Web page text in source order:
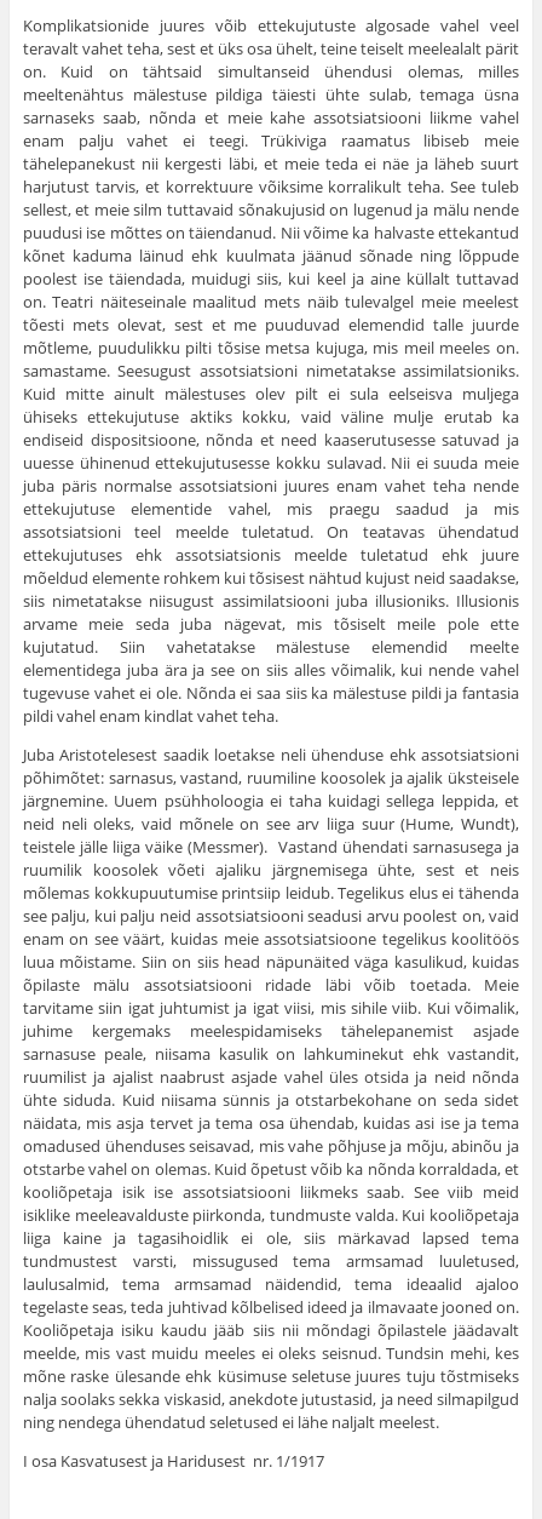
Komplikatsionide juures võib ettekujutuste algosade vahel veel
teravalt vahet teha, sest et üks osa ühelt, teine teiselt meelealalt pärit
on. Kuid on tähtsaid simultanseid ühendusi olemas, milles
meeltenähtus mälestuse pildiga täiesti ühte sulab, temaga üsna
sarnaseks saab, nõnda et meie kahe assotsiatsiooni liikme vahel
enam palju vahet ei teegi. Trükiviga raamatus libiseb meie
tähelepanekust nii kergesti läbi, et meie teda ei näe ja läheb suurt
harjutust tarvis, et korrektuure võiksime korralikult teha. See tuleb
sellest, et meie silm tuttavaid sõnakujusid on lugenud ja mälu nende
puu­dusi ise mõttes on täiendanud. Nii võime ka halvaste ette­kantud
kõnet kaduma läinud ehk kuulmata jäänud sõnade ning lõppude
poolest ise täiendada, muidugi siis, kui keel ja aine küllalt tuttavad
on. Teatri näiteseinale maalitud mets näib tulevalgel meie meelest
tõesti mets olevat, sest et me puuduvad elemendid talle juurde
mõtleme, puudulikku pilti tõsise metsa kujuga, mis meil meeles on.
samastame. See­sugust assotsiatsioni nimetatakse assimilatsioniks.
Kuid mitte ainult mälestuses olev pilt ei sula eelseisva muljega
ühiseks ettekujutuse aktiks kokku, vaid väline mulje erutab ka
endiseid dispositsioone, nõnda et need kaaserutusesse satuvad ja
uuesse ühinenud ettekujutusesse kokku sulavad. Nii ei suuda meie
juba päris normalse assotsiatsioni juures enam vahet teha nende
ettekujutuse elementide vahel, mis praegu saadud ja mis
assotsiatsioni teel meelde tuletatud. On teatavas ühendatud
ettekujutuses ehk assotsiatsionis meelde tuletatud ehk juure
mõeldud elemente rohkem kui tõsisest nähtud kujust neid saadakse,
siis nimetatakse niisugust assimilatsiooni juba illusioniks. Illusionis
arvame meie seda juba nägevat, mis tõsiselt meile pole ette
kujutatud. Siin vahetatakse mälestuse elemendid meelte
elementidega juba ära ja see on siis alles võimalik, kui nende vahel
tuge­vuse vahet ei ole. Nõnda ei saa siis ka mälestuse pildi ja fantasia
pildi vahel enam kindlat vahet teha.
Juba Aristotelesest saadik loetakse neli ühenduse ehk assotsiatsioni
põhimõtet: sarnasus, vastand, ruumiline koosolek ja ajalik üksteisele
järgnemine. Uuem psühholoogia ei taha kuidagi sellega leppida, et
neid neli oleks, vaid mõ­nele on see arv liiga suur (Hume, Wundt),
teistele jälle liiga väike (Messmer). Vastand ühendati sarnasusega ja
ruumilik koosolek võeti ajaliku järgnemisega ühte, sest et neis
mõlemas kokkupuutumise printsiip leidub. Tegelikus elus ei tähenda
see palju, kui palju neid assotsiatsiooni seadusi arvu poolest on, vaid
enam on see väärt, kuidas meie assotsiatsioone tegelikus koolitöös
luua mõistame. Siin on siis head näpunäited väga kasulikud, kuidas
õpilaste mälu assotsiatsiooni ridade läbi võib toetada. Meie
tarvitame siin igat juhtumist ja igat viisi, mis sihile viib. Kui võimalik,
juhime kergemaks meelespidamiseks tähelepanemist asjade
sarnasuse peale, niisama kasulik on lahkuminekut ehk vastandit,
ruumilist ja ajalist naabrust asjade vahel üles otsida ja neid nõnda
ühte siduda. Kuid niisama sünnis ja otstarbekohane on seda sidet
näidata, mis asja tervet ja tema osa ühendab, kuidas asi ise ja tema
omadused ühenduses seisavad, mis vahe põhjuse ja mõju, abinõu ja
otstarbe vahel on olemas. Kuid õpetust võib ka nõnda korraldada, et
kooliõpetaja isik ise assotsiatsiooni liikmeks saab. See viib meid
isiklike meeleavalduste piirkonda, tundmuste valda. Kui kooliõpetaja
liiga kaine ja tagasihoidlik ei ole, siis märkavad lapsed tema
tundmustest varsti, missugused tema armsamad luuletused,
laulusalmid, tema armsamad näidendid, tema ideaalid ajaloo
tegelaste seas, teda juhtivad kõlbelised ideed ja ilmavaate jooned on.
Kooliõpetaja isiku kaudu jääb siis nii mõndagi õpilastele jäädavalt
meelde, mis vast muidu meeles ei oleks seisnud. Tundsin mehi, kes
mõne raske ülesande ehk küsimuse seletuse juures tuju tõstmiseks
nalja soolaks sekka viskasid, anekdote jutustasid, ja need silmapilgud
ning nendega ühendatud seletused ei lähe naljalt meelest.
I osa Kasvatusest ja Haridusest nr. 1/1917